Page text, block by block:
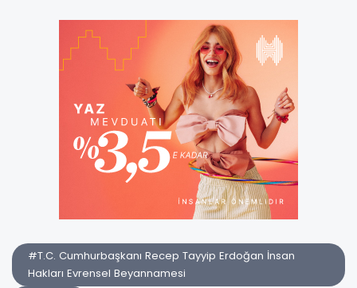
#T.C. Cumhurbaşkanı Recep Tayyip Erdoğan İnsan
Hakları Evrensel Beyannamesi